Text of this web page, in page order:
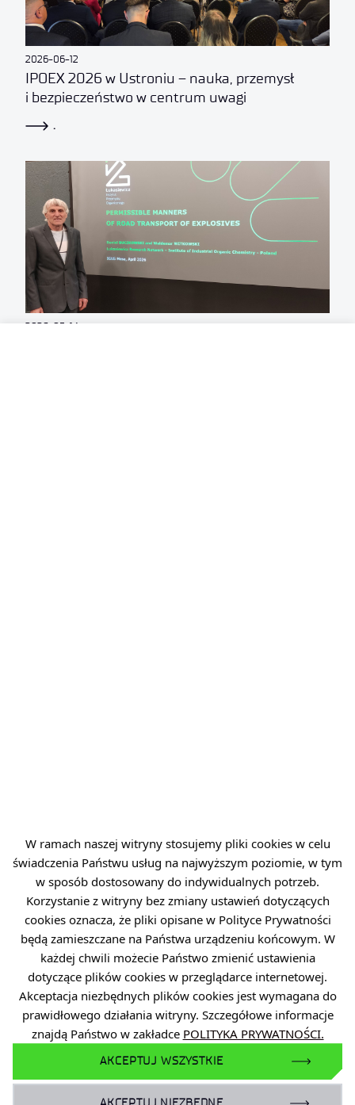
W ramach naszej witryny stosujemy pliki cookies w celu
świadczenia Państwu usług na najwyższym poziomie, w tym
w sposób dostosowany do indywidualnych potrzeb.
Korzystanie z witryny bez zmiany ustawień dotyczących
cookies oznacza, że pliki opisane w Polityce Prywatności
będą zamieszczane na Państwa urządzeniu końcowym. W
każdej chwili możecie Państwo zmienić ustawienia
dotyczące plików cookies w przeglądarce internetowej.
Akceptacja niezbędnych plików cookies jest wymagana do
prawidłowego działania witryny. Szczegółowe informacje
znajdą Państwo w zakładce POLITYKA PRYWATNOŚCI.
AKCEPTUJ WSZYSTKIE
IPOEX 2026 w Ustroniu – nauka, przemysł
i bezpieczeństwo w centrum uwagi
2026-06-12
.
2026-05-14
Warsztaty chemiczne dla uczniów ZSO im. Jana
Pawła II w Pawłowicach
2026-04-07
.